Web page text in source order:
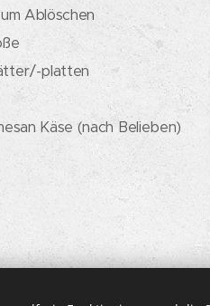
Ablöschen
platten
Käse (nach Belieben)